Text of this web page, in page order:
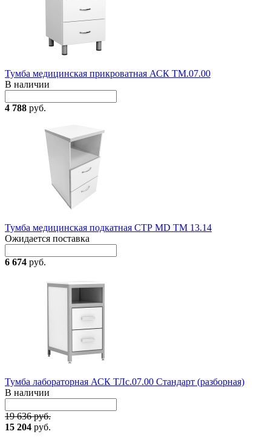
Тумба медицинская прикроватная АСК ТМ.07.00
В наличии
4 788 руб.
Тумба медицинская подкатная СТР MD TM 13.14
Ожидается поставка
6 674 руб.
Тумба лабораторная АСК ТЛс.07.00 Стандарт (разборная)
В наличии
19 636 руб.
15 204 руб.